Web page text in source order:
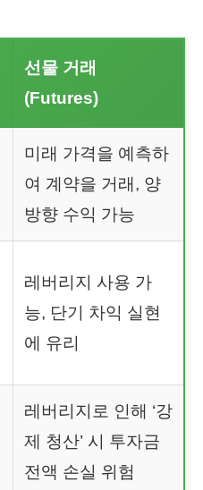
선물 거래
(Futures)
미래 가격을 예측하
여 계약을 거래, 양
방향 수익 가능
레버리지 사용 가
능, 단기 차익 실현
에 유리
레버리지로 인해 ‘강
제 청산’ 시 투자금
전액 손실 위험